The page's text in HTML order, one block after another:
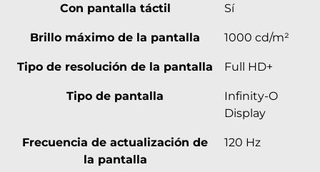
Con pantalla táctil Sí
Brillo máximo de la pantalla 1000 cd/m²
Tipo de resolución de la pantalla Full HD+
Tipo de pantalla
Infinity-O
Display
Frecuencia de actualización de
la pantalla
120 Hz